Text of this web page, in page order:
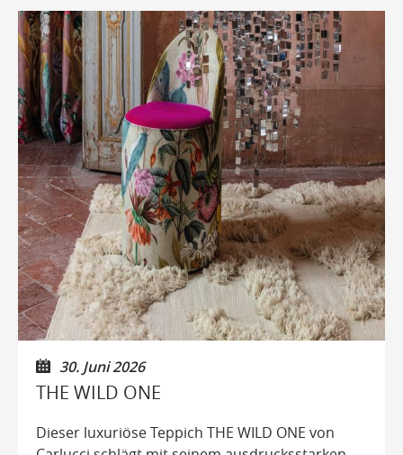
30. Juni 2026
THE WILD ONE
Dieser luxuriöse Teppich THE WILD ONE von